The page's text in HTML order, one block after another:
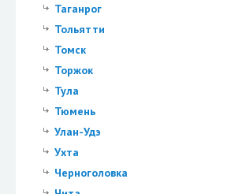
Таганрог
Тольятти
Томск
Торжок
Тула
Тюмень
Улан-Удэ
Ухта
Черноголовка